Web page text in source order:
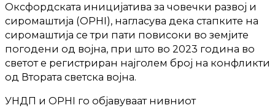
Оксфордската иницијатива за човечки развој и
сиромаштија (OPHI), нагласува дека стапките на
сиромаштија се три пати повисоки во земјите
погодени од војна, при што во 2023 година во
светот е регистриран најголем број на конфликти
од Втората светска војна.
УНДП и OPHI го објавуваат нивниот